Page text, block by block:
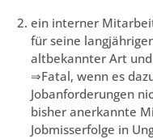
ein interner
für seine
altbekannter Art
⇒Fatal, wenn es
Jobanforderungen
bisher anerkannte
Jobmisserfolge in